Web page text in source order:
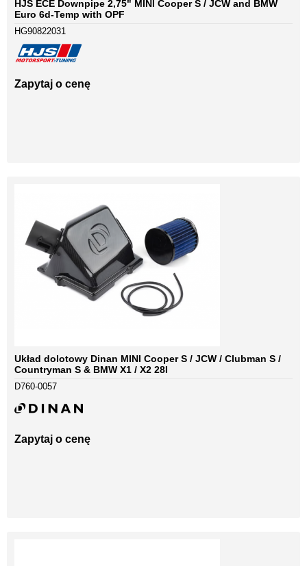
HJS ECE Downpipe 2,75" MINI Cooper S / JCW and BMW
Euro 6d-Temp with OPF
HG90822031
Zapytaj o cenę
Układ dolotowy Dinan MINI Cooper S / JCW / Clubman S /
Countryman S & BMW X1 / X2 28I
D760-0057
Zapytaj o cenę